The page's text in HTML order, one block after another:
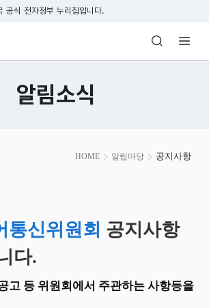
본문 바로가기
공식 전자정부 누리집입니다.
통신위원회 Korea Media
알림소식
HOME 알림마당 공지사항
통신위원회 공지사항
다.
고 등 위원회에서 주관하는 사항등을